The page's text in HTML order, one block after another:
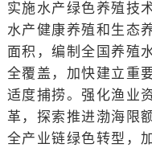
实施水产绿色养殖技
水产健康养殖和生态
面积，编制全国养殖
全覆盖，加快建立重
适度捕捞。强化渔业
革，探索推进渤海限
全产业链绿色转型，